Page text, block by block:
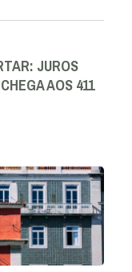
JUROS
AOS 411